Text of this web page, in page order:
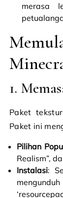
merasa
1.
Paket
Paket ini
Pilihan
Realism”,
Instalasi: